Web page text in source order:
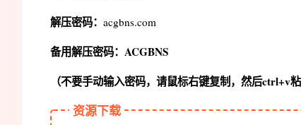
解压密码： acgbns.com
备用解压密码：ACGBNS
（不要手动输入密码，请鼠标右键复制，然后ctrl+v
资源下载